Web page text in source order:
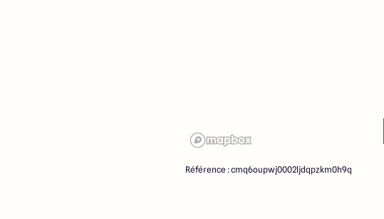
Référence : cmq6oupwj0002ljdqpzkm0h9q